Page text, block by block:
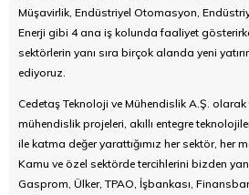
Müşavirlik, Endüstriyel Otomasyon,
Enerji gibi 4 ana iş kolunda faaliyet
sektörlerin yanı sıra birçok alanda yeni
ediyoruz.
Cedetaş Teknoloji ve Mühendislik A.Ş. olarak
mühendislik projeleri, akıllı entegre
ile katma değer yarattığımız her sektör, her
Kamu ve özel sektörde tercihlerini bizden
Gasprom, Ülker, TPAO, İşbankası,